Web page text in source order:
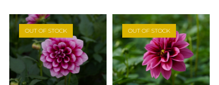
OUT OF STOCK OUT OF STOCK